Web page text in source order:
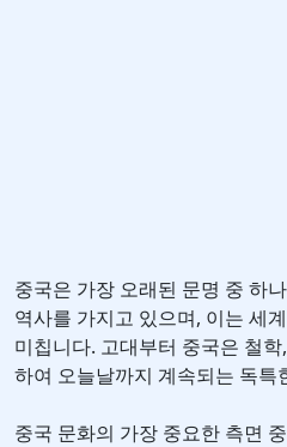
중국은 가장 오래된 문명 중 하
역사를 가지고 있으며, 이는 세
미칩니다. 고대부터 중국은 철
하여 오늘날까지 계속되는 독특
중국 문화의 가장 중요한 측면